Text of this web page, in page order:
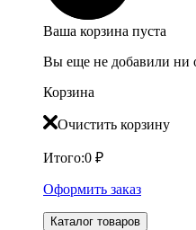
Ваша корзина пуста
Вы еще не добавили ни
Корзина
Очистить корзину
Итого:0 ₽
Оформить заказ
Каталог товаров